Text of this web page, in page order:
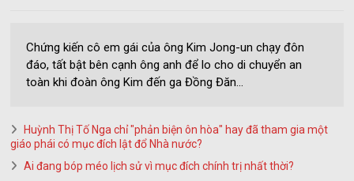
Chứng kiến cô em gái của ông Kim Jong-un chạy đôn
đáo, tất bật bên cạnh ông anh để lo cho di chuyển an
toàn khi đoàn ông Kim đến ga Đồng Đăn...
Huỳnh Thị Tố Nga chỉ "phản biện ôn hòa" hay đã tham gia một
giáo phái có mục đích lật đổ Nhà nước?
Ai đang bóp méo lịch sử vì mục đích chính trị nhất thời?